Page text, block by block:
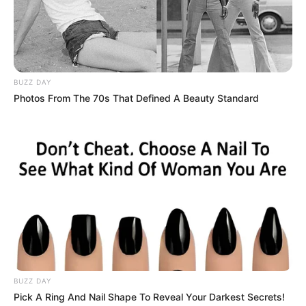
unterwww.kleine-wartburg.de
Erlebniswelt Tirica - Vor allem für Kinder bietet der
Tier- und Vogelpark in Vippachedelhausen viele
Überraschungen und Naturerlebnisse.
Informationen unter
einem Gelände im reizvollen Gebiet des Seeberges
gezeigt. Informationen unterwww.tierpark-gotha.de
leben. Außerdem gibt es eine Sommerrodelbahn.
Informationen unter www.affenwald.de
Fasanerie Arnstadt - Ein kleiner Tierpark am
Stadtrand von Arnstadt, in dem vorwiegend
einheimische Tiere gehalten werden. Für die Kinder
BUZZ DAY
Photos From The 70s That Defined A Beauty Standard
BUZZ DAY
Pick A Ring And Nail Shape To Reveal Your Darkest Secrets!